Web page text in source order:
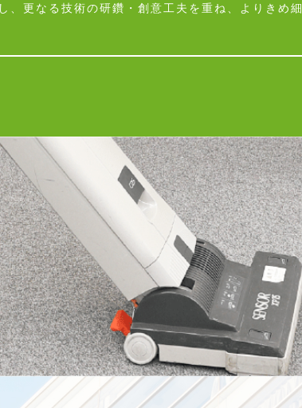
、更なる技術の研鑽・創意工夫を重ね、よりきめ細